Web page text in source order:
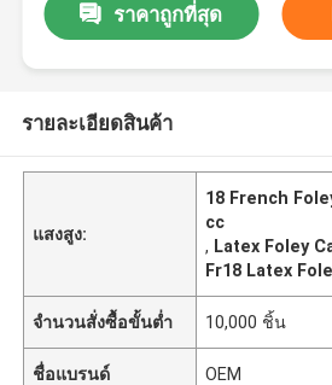
ราคาถูกที่สุด
รายละเอียดสินค้า
แสงสูง:
18 French
cc
, Latex Foley
Fr18 Latex
จำนวนสั่งซื้อขั้นต่ำ 10,000 ชิ้น
ชื่อแบรนด์ OEM